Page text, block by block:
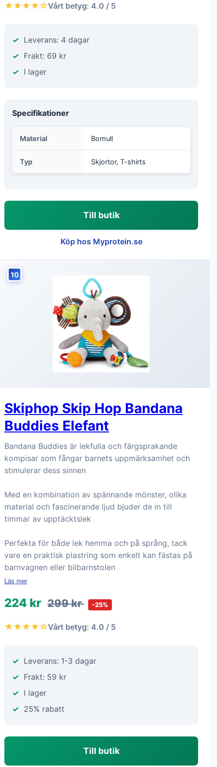
★★★★☆Vårt betyg: 4.0 / 5
Leverans: 4 dagar
Frakt: 69 kr
I lager
Specifikationer
Material Bomull
Typ Skjortor, T-shirts
Till butik
Köp hos Myprotein.se
10
Skiphop Skip Hop Bandana
Buddies Elefant
Bandana Buddies är lekfulla och färgsprakande
kompisar som fångar barnets uppmärksamhet och
stimulerar dess sinnen
Med en kombination av spännande mönster, olika
material och fascinerande ljud bjuder de in till
timmar av upptäcktslek
Perfekta för både lek hemma och på språng, tack
vare en praktisk plastring som enkelt kan fästas på
barnvagnen eller bilbarnstolen
Läs mer
224 kr 299 kr -25%
★★★★☆Vårt betyg: 4.0 / 5
Leverans: 1-3 dagar
Frakt: 59 kr
I lager
25% rabatt
Till butik